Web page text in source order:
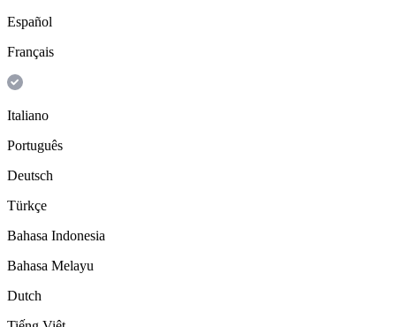
Español
Français
Italiano
Português
Deutsch
Türkçe
Bahasa Indonesia
Bahasa Melayu
Dutch